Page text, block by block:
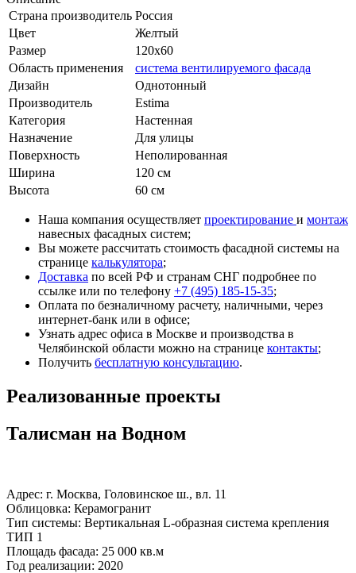
Страна производитель Россия
Цвет
Желтый
Размер
120x60
Область применения
система вентилируемого фасада
Дизайн
Однотонный
Производитель
Estima
Категория
Настенная
Назначение
Для улицы
Поверхность
Неполированная
Ширина
120 см
Высота
60 см
Наша компания осуществляет проектирование и монтаж
навесных фасадных систем;
Вы можете рассчитать стоимость фасадной системы на
странице калькулятора;
Доставка по всей РФ и странам СНГ подробнее по
ссылке или по телефону +7 (495) 185-15-35;
Оплата по безналичному расчету, наличными, через
интернет-банк или в офисе;
Узнать адрес офиса в Москве и производства в
Челябинской области можно на странице контакты;
Получить бесплатную консультацию.
Реализованные проекты
Талисман на Водном
Адрес: г. Москва, Головинское ш., вл. 11
Облицовка: Керамогранит
Тип системы: Вертикальная L-образная система крепления
ТИП 1
Площадь фасада: 25 000 кв.м
Год реализации: 2020